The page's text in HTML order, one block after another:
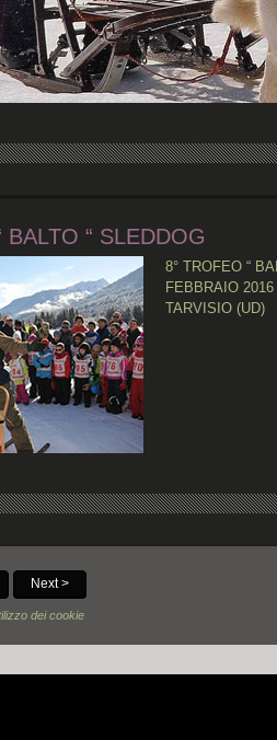
BALTO “ SLEDDOG
8° TROFEO “
FEBBRAIO
TARVISIO (UD)
Next >
dei cookie